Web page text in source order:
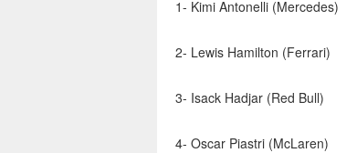
1- Kimi Antonelli (Mercedes)
2- Lewis Hamilton (Ferrari)
3- Isack Hadjar (Red Bull)
4- Oscar Piastri (McLaren)